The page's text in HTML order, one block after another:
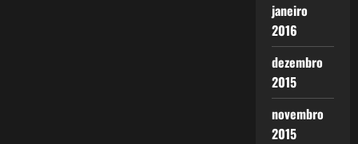
janeiro
2016
dezembro
2015
novembro
2015